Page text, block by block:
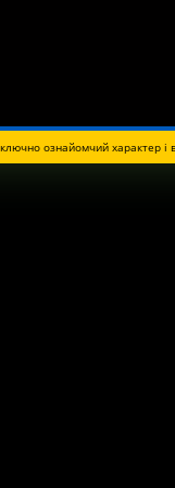
ознайомчий характер і